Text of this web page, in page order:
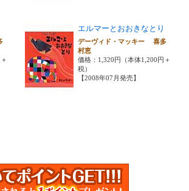
エルマーとおおきなとり
デーヴィド・マッキー 喜多
村恵
価格：1,320円（本体1,200円＋
税）
【2008年07月発売】